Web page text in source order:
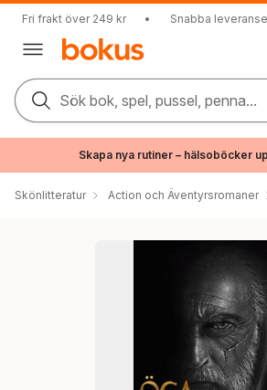
Fri frakt över 249 kr • Snabba
Sök bok, spel, pussel, penna...
Skapa nya rutiner – hälsoböcker
Skönlitteratur Action och Äventyrsromaner